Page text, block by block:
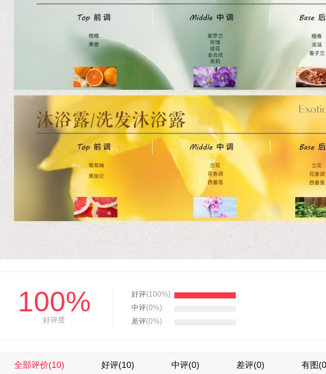
100%
好评度
好评(100%)
中评(0%)
差评(0%)
全部评价(10) 好评(10) 中评(0) 差评(0) 有图